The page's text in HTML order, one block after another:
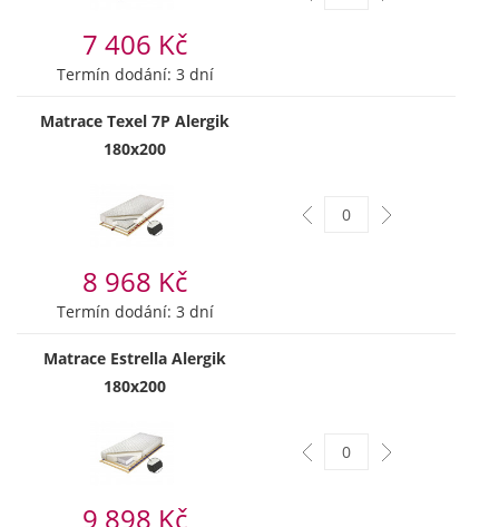
7 406 Kč
Termín dodání: 3 dní
Matrace Texel 7P Alergik
180x200
8 968 Kč
Termín dodání: 3 dní
Matrace Estrella Alergik
180x200
9 898 Kč